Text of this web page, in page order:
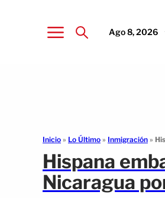
Ago 8, 2026
Inicio » Lo Último » Inmigración »
Hispana
Nicaragua